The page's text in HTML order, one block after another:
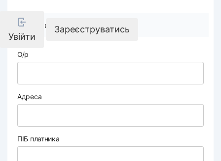
Увійти
Зареєструватись
Реквізити компанії
О/р
Адреса
ПІБ платника